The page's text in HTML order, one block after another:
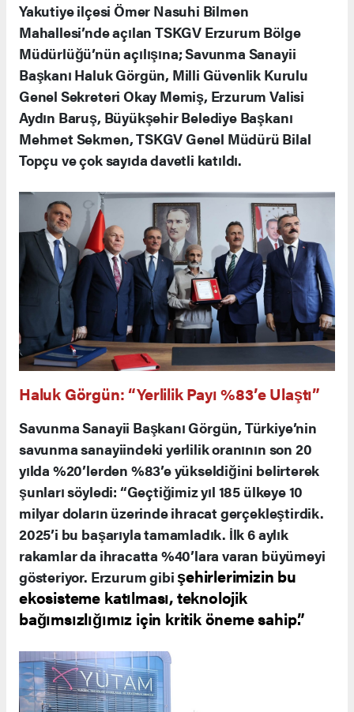
Yakutiye ilçesi Ömer Nasuhi Bilmen
Mahallesi’nde açılan TSKGV Erzurum Bölge
Müdürlüğü’nün açılışına; Savunma Sanayii
Başkanı Haluk Görgün, Milli Güvenlik Kurulu
Genel Sekreteri Okay Memiş, Erzurum Valisi
Aydın Baruş, Büyükşehir Belediye Başkanı
Mehmet Sekmen, TSKGV Genel Müdürü Bilal
Topçu ve çok sayıda davetli katıldı.
Haluk Görgün: “Yerlilik Payı %83’e Ulaştı”
Savunma Sanayii Başkanı Görgün, Türkiye’nin
savunma sanayiindeki yerlilik oranının son 20
yılda %20’lerden %83’e yükseldiğini belirterek
şunları söyledi: “Geçtiğimiz yıl 185 ülkeye 10
milyar doların üzerinde ihracat gerçekleştirdik.
2025’i bu başarıyla tamamladık. İlk 6 aylık
rakamlar da ihracatta %40’lara varan büyümeyi
gösteriyor. Erzurum gibişehirlerimizin bu
ekosisteme katılması, teknolojik
bağımsızlığımız için kritik öneme sahip.”